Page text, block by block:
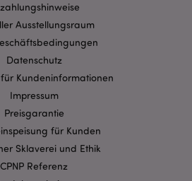
Ausstellungsraum
Datenschutz
Kundeninformationen
Impressum
Preisgarantie
für Kunden
Sklaverei und Ethik
CPNP Referenz
Cookies ermöglichen
Website wie die
und die Kontoverwaltung.
cookies kann die
genutzt werden.
Provider